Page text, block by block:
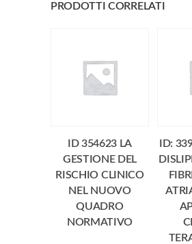
PRODOTTI CORRELATI
ID 354623 LA
GESTIONE DEL
RISCHIO CLINICO
NEL NUOVO
QUADRO
NORMATIVO
ID: